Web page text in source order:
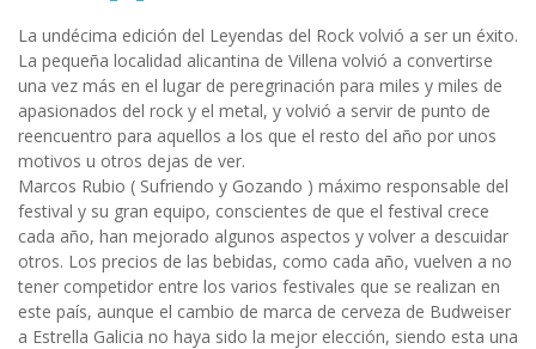
La undécima edición del Leyendas del Rock volvió a ser un éxito.
La pequeña localidad alicantina de Villena volvió a convertirse
una vez más en el lugar de peregrinación para miles y miles de
apasionados del rock y el metal, y volvió a servir de punto de
reencuentro para aquellos a los que el resto del año por unos
motivos u otros dejas de ver.
Marcos Rubio ( Sufriendo y Gozando ) máximo responsable del
festival y su gran equipo, conscientes de que el festival crece
cada año, han mejorado algunos aspectos y volver a descuidar
otros. Los precios de las bebidas, como cada año, vuelven a no
tener competidor entre los varios festivales que se realizan en
este país, aunque el cambio de marca de cerveza de Budweiser
a Estrella Galicia no haya sido la mejor elección, siendo esta una